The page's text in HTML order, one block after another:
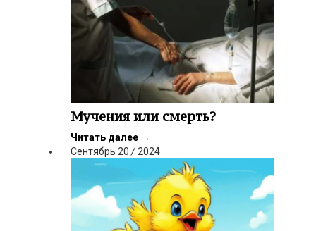
Мучения или смерть?
Читать далее →
Сентябрь 20 / 2024